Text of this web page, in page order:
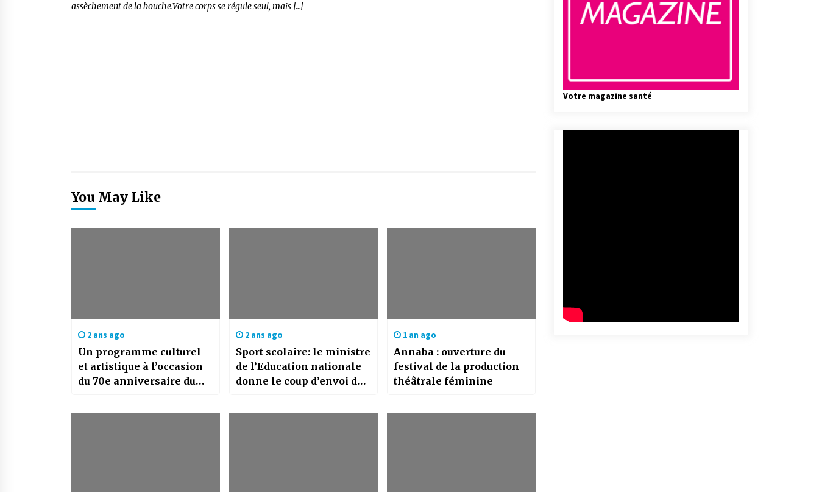
assèchement de la bouche.Votre corps se régule seul, mais […]
You May Like
2 ans ago
Un programme culturel
et artistique à l’occasion
du 70e anniversaire du
Guerre de libération
2 ans ago
Sport scolaire: le ministre
de l’Education nationale
donne le coup d’envoi de
manifestation School
1 an ago
Annaba : ouverture du
festival de la production
théâtrale féminine
Votre magazine santé